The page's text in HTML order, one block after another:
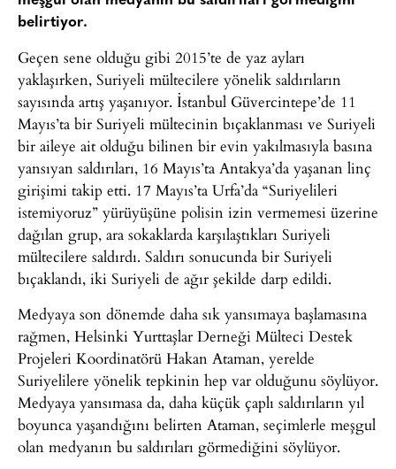
belirtiyor.
Geçen sene olduğu gibi 2015’te de yaz ayları
yaklaşırken, Suriyeli mültecilere yönelik saldırıların
sayısında artış yaşanıyor. İstanbul Güvercintepe’de 11
Mayıs’ta bir Suriyeli mültecinin bıçaklanması ve Suriyeli
bir aileye ait olduğu bilinen bir evin yakılmasıyla basına
yansıyan saldırıları, 16 Mayıs’ta Antakya’da yaşanan linç
girişimi takip etti. 17 Mayıs’ta Urfa’da “Suriyelileri
istemiyoruz” yürüyüşüne polisin izin vermemesi üzerine
dağılan grup, ara sokaklarda karşılaştıkları Suriyeli
mültecilere saldırdı. Saldırı sonucunda bir Suriyeli
bıçaklandı, iki Suriyeli de ağır şekilde darp edildi.
Medyaya son dönemde daha sık yansımaya başlamasına
rağmen, Helsinki Yurttaşlar Derneği Mülteci Destek
Projeleri Koordinatörü Hakan Ataman, yerelde
Suriyelilere yönelik tepkinin hep var olduğunu söylüyor.
Medyaya yansımasa da, daha küçük çaplı saldırıların yıl
boyunca yaşandığını belirten Ataman, seçimlerle meşgul
olan medyanın bu saldırıları görmediğini söylüyor.